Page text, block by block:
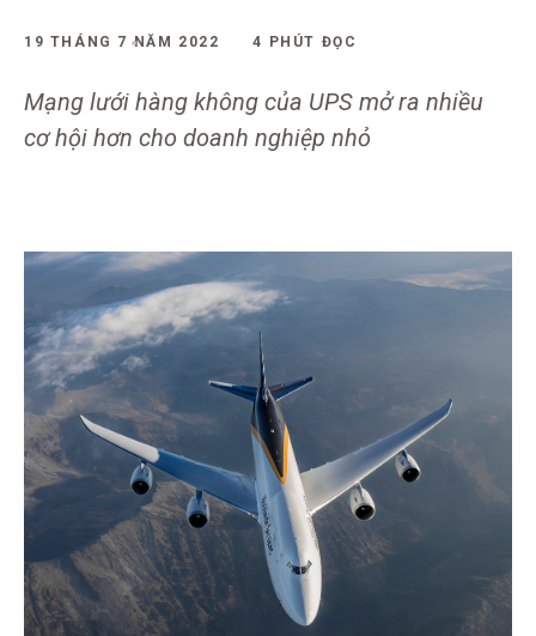
19 THÁNG 7 NĂM 2022 4 PHÚT ĐỌC
Mạng lưới hàng không của UPS mở ra nhiều
cơ hội hơn cho doanh nghiệp nhỏ